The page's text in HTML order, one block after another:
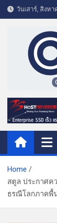
k
e
t
วันเสาร์, สิงหา
CEO
Business &
Home
สตูล ประกาศค
ธรณีโลกภาคพื้